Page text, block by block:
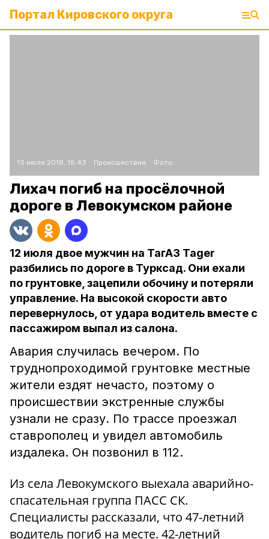
Портал Кировского округа
13 июля 2018, 15:43 Происшествия Фото:
Лихач погиб на просёлочной
дороге в Левокумском районе
12 июля двое мужчин на ТагАЗ Tager
разбились по дороге в Турксад. Они ехали
по грунтовке, зацепили обочину и потеряли
управление. На высокой скорости авто
перевернулось, от удара водитель вместе с
пассажиром выпал из салона.
Авария случилась вечером. По
труднопроходимой грунтовке местные
жители ездят нечасто, поэтому о
происшествии экстренные службы
узнали не сразу. По трассе проезжал
ставрополец и увидел автомобиль
издалека. Он позвонил в 112.
Из села Левокумского выехала аварийно-
спасательная группа ПАСС СК.
Специалисты рассказали, что 47-летний
водитель погиб на месте. 42-летний